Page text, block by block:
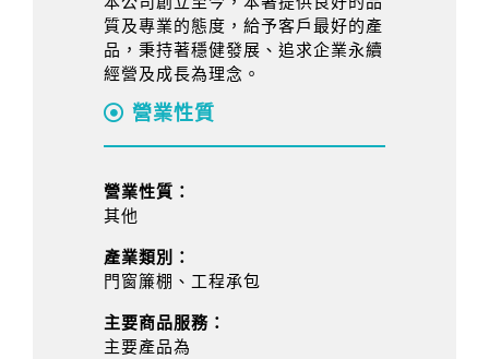
質及專業的態度，給予客戶最好的產
品，秉持著穩健發展、追求企業永續
經營及成長為理念。
營業性質
營業性質：
其他
產業類別：
門窗簾棚、工程承包
主要商品服務：
主要產品為